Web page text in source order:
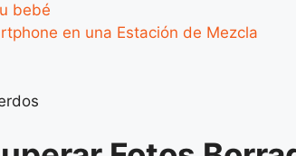
bebé
en una Estación de Mezcla